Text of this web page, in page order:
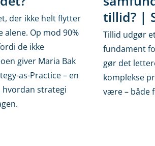
der ikke helt flytter
alene. Op mod 90%
de ikke
giver Maria Bak
as-Practice – en
strategi
tillid? |
Tillid udgør
fundament
gør det
komplekse
være – både